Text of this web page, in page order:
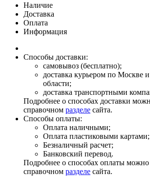
Наличие
Доставка
Оплата
Информация
Способы доставки:
самовывоз (бесплатно);
доставка курьером по Москве
области;
доставка транспортными
Подробнее о способах доставки
справочном разделе сайта.
Способы оплаты:
Оплата наличными;
Оплата пластиковыми картами;
Безналичный расчет;
Банковский перевод.
Подробнее о способах оплаты можно
справочном разделе сайта.